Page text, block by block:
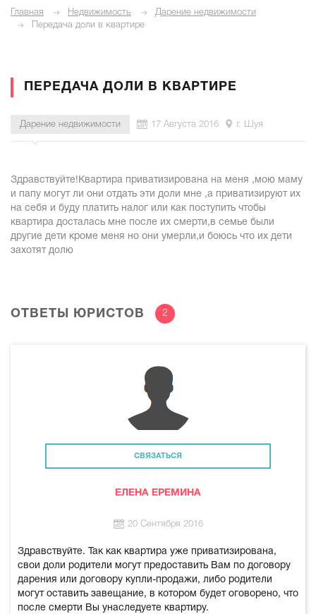
Главная Недвижимость
Дарение недвижимости
Передача доли в квартире
ПЕРЕДАЧА ДОЛИ В КВАРТИРЕ
Дарение недвижимости 17 Августа 2016 г. Шуя
Здравствуйте!Квартира приватизирована на меня ,мою маму
и папу могут ли они отдать эти доли мне ,а приватизируют их
на себя и буду платить налог или как поступить чтобы
квартира досталась мне после их смерти,в семье были
другие дети кроме меня но они умерли,и боюсь что их дети
захотят долю
ОТВЕТЫ ЮРИСТОВ 2
СВЯЗАТЬСЯ
ЕЛЕНА ЕРЕМИНА
20 Сентября 2016
Здравствуйте. Так как квартира уже приватизирована,
свои доли родители могут предоставить Вам по договору
дарения или договору купли-продажи, либо родители
могут оставить завещание, в котором будет оговорено, что
после смерти Вы унаследуете квартиру.